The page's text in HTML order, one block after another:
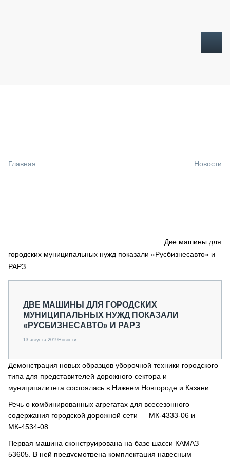
СПЕЦПРОЕКТЫ
МЕРОПРИЯТИЯ
СТАТЬИ ПО КАТЕГОРИЯМ ТЕХНИКИ
Главная Новости
Две машины для
городских муниципальных нужд показали «Русбизнесавто» и
РАРЗ
ДВЕ МАШИНЫ ДЛЯ ГОРОДСКИХ
МУНИЦИПАЛЬНЫХ НУЖД ПОКАЗАЛИ
«РУСБИЗНЕСАВТО» И РАРЗ
13 августа 2019Новости
Демонстрация новых образцов уборочной техники городского
типа для представителей дорожного сектора и
муниципалитета состоялась в Нижнем Новгороде и Казани.
Речь о комбинированных агрегатах для всесезонного
содержания городской дорожной сети — МК-4333-06 и
МК-4534-08.
Первая машина сконструирована на базе шасси КАМАЗ
53605. В ней предусмотрена комплектация навесным